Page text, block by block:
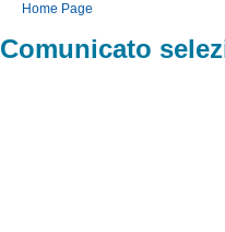
Home Page
Comunicato